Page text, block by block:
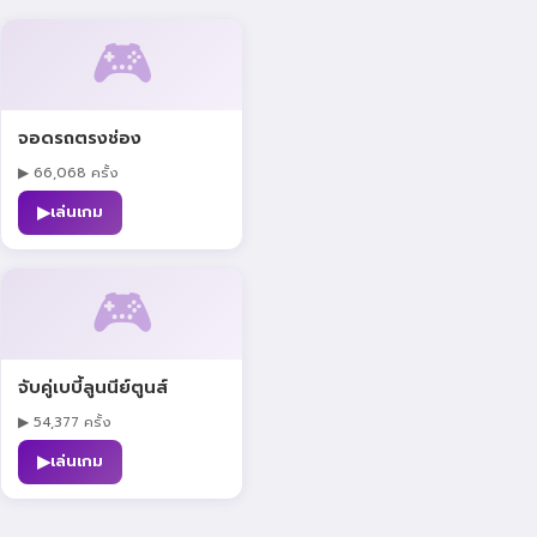
🎮
จอดรถตรงช่อง
▶ 66,068 ครั้ง
▶เล่นเกม
🎮
จับคู่เบบี้ลูนนีย์ตูนส์
▶ 54,377 ครั้ง
▶เล่นเกม